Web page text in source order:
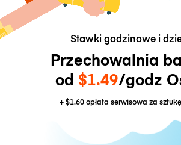
Stawki godzinowe i
Przechowalnia
od $1.49/godz
+$1.60opłata serwisowa za